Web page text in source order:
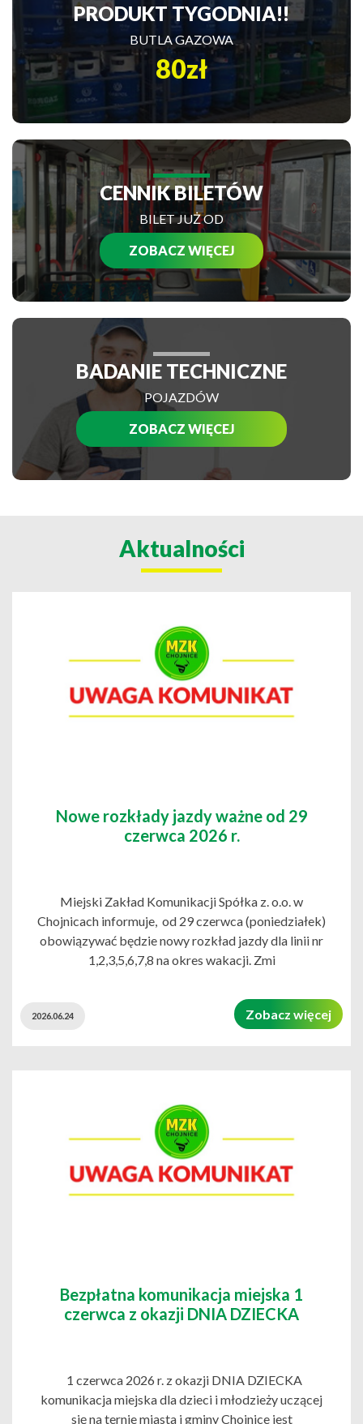
PRODUKT TYGODNIA!!
BUTLA GAZOWA
80zł
CENNIK BILETÓW
BILET JUŻ OD
ZOBACZ WIĘCEJ
BADANIE TECHNICZNE
POJAZDÓW
ZOBACZ WIĘCEJ
Aktualności
Nowe rozkłady jazdy ważne od 29
czerwca 2026 r.
Miejski Zakład Komunikacji Spółka z. o.o. w
Chojnicach informuje, od 29 czerwca (poniedziałek)
obowiązywać będzie nowy rozkład jazdy dla linii nr
1,2,3,5,6,7,8 na okres wakacji. Zmi
2026.06.24 Zobacz więcej
Bezpłatna komunikacja miejska 1
czerwca z okazji DNIA DZIECKA
1 czerwca 2026 r. z okazji DNIA DZIECKA
komunikacja miejska dla dzieci i młodzieży uczącej
się na ternie miasta i gminy Chojnice jest